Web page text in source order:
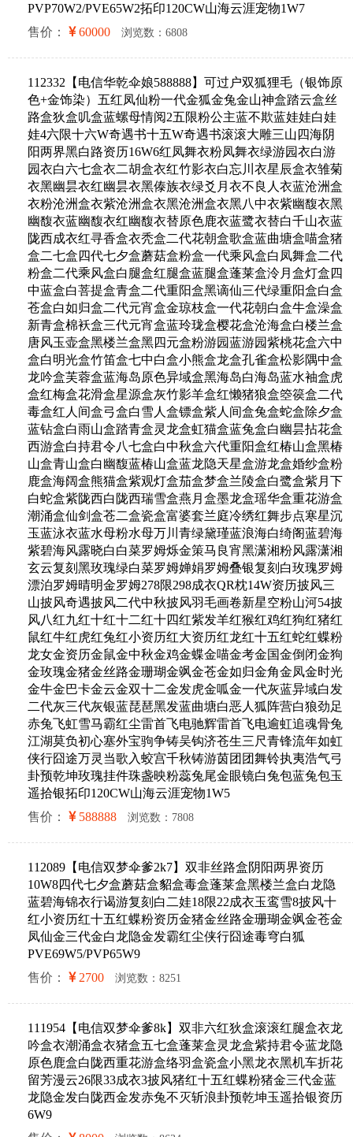
PVP70W2/PVE65W2拓印120CW山海云涯宠物1W7
售价：
60000 浏览数：6808
112332【电信华乾伞娘588888】可过户双狐狸毛（银饰原
色+金饰染）五红凤仙粉一代金狐金兔金山神盒踏云盒丝
路盒狄盒叽盒蓝螺母情阅2五限粉公主蓝不欺蓝娃娃白娃
娃4六限十六W奇遇书十五W奇遇书滚滚大雕三山四海阴
阳两界黑白路资历16W6红凤舞衣粉凤舞衣绿游园衣白游
园衣白六七盒衣二胡盒衣红竹影衣白忘川衣星辰盒衣雏菊
衣黑幽昙衣红幽昙衣黑傣族衣绿爻月衣不良人衣蓝沧洲盒
衣粉沧洲盒衣紫沧洲盒衣黑沧洲盒衣黑八中衣紫幽馥衣黑
幽馥衣蓝幽馥衣红幽馥衣替原色鹿衣蓝鹭衣替白千山衣蓝
陇西成衣红寻香盒衣秃盒二代花朝盒歌盒蓝曲塘盒喵盒猪
盒二七盒四代七夕盒蘑菇盒粉盒一代乘风盒白凤舞盒二代
粉盒二代乘风盒白腿盒红腿盒蓝腿盒蓬莱盒泠月盒灯盒四
中蓝盒白菩提盒青盒二代重阳盒黑谪仙三代绿重阳盒白盒
苍盒白如归盒二代元宵盒金琼枝盒一代花朝白盒牛盒澡盒
新青盒棉袄盒三代元宵盒蓝玲珑盒樱花盒沧海盒白楼兰盒
唐风玉壶盒黑楼兰盒黑四元盒粉游园蓝游园紫桃花盒六中
盒白明光盒竹笛盒七中白盒小熊盒龙盒孔雀盒松影隅中盒
龙吟盒芙蓉盒蓝海岛原色异域盒黑海岛白海岛蓝水袖盒虎
盒红梅盒花滑盒星源盒灰竹影羊盒红懒猪狼盒箜篌盒二代
毒盒红人间盒弓盒白雪人盒镖盒紫人间盒兔盒蛇盒除夕盒
蓝钻盒白雨山盒踏青盒灵龙盒虹猫盒蓝兔盒白幽昙拈花盒
西游盒白持君令八七盒白中秋盒六代重阳盒红椿山盒黑椿
山盒青山盒白幽馥蓝椿山盒蓝龙隐天星盒游龙盒婚纱盒粉
鹿盒海阔盒熊猫盒紫观灯盒茄盒梦盒兰陵盒白鹭盒紫月下
白蛇盒紫陇西白陇西瑞雪盒燕月盒墨龙盒瑶华盒重花游盒
潮涌盒仙剑盒苍二盒瓷盒富婆套兰庭冷绣红舞步点寒星沉
玉蓝泳衣蓝水母粉水母万川青绿黛瑾蓝浪海白绮阁蓝碧海
紫碧海风露晓白白菜罗姆烁金策马良宵黑潇湘粉风露潇湘
玄云复刻黑玫瑰绿白菜罗姆婵娟罗姆叠银复刻白玫瑰罗姆
漂泊罗姆晴明金罗姆278限298成衣QR枕14W资历披风三
山披风奇遇披风二代中秋披风羽毛画卷新星空粉山河54披
风八红九红十红十二红十四红紫发羊红猴红鸡红狗红猪红
鼠红牛红虎红兔红小资历红大资历红龙红十五红蛇红蝶粉
龙女金资历金鼠金中秋金鸡金蝶金喵金考金国金倒闭金狗
金玫瑰金猪金丝路金珊瑚金飒金苍金如归金角金凤金时光
金牛金巴卡金云金双十二金发虎金呱金一代灰蓝异域白发
二代灰三代灰银蓝琵琶黑发蓝曲塘白恶人狐阵营白狼劲足
赤兔飞虹雪马霸红尘雷首飞电驰辉雷首飞电逾虹追魂骨兔
江湖莫负初心塞外宝驹争铸吴钩济苍生三尺青锋流年如虹
侠行囧途万灵当歌入蛟宫千秋铸游茵团团舞铃执夷浩气弓
卦预乾坤玫瑰挂件珠盏映粉蕊兔尾金眼镜白兔包蓝兔包玉
遥拾银拓印120CW山海云涯宠物1W5
售价：
588888 浏览数：7808
112089【电信双梦伞爹2k7】双非丝路盒阴阳两界资历
10W8四代七夕盒蘑菇盒貂盒毒盒蓬莱盒黑楼兰盒白龙隐
蓝碧海锦衣行谒游复刻白二娃18限22成衣玉鸾雪8披风十
红小资历红十五红蝶粉资历金猪金丝路金珊瑚金飒金苍金
凤仙金三代金白龙隐金发霸红尘侠行囧途毒穹白狐
PVE69W5/PVP65W9
售价：
2700 浏览数：8251
111954【电信双梦伞爹8k】双非六红狄盒滚滚红腿盒衣龙
吟盒衣潮涌盒衣猪盒五七盒蓬莱盒灵龙盒紫持君令蓝龙隐
原色鹿盒白陇西重花游盒络羽盒瓷盒小黑龙衣黑机车折花
留芳漫云26限33成衣3披风猪红十五红蝶粉猪金三代金蓝
龙隐金发白陇西金发赤兔不灭斩浪卦预乾坤玉遥拾银资历
6W9